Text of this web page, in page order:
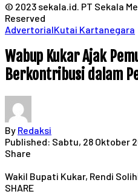
© 2023 sekala.id. PT Sekala
Reserved
AdvertorialKutai Kartanegara
Wabup Kukar Ajak
Berkontribusi dalam
By Redaksi
Published: Sabtu, 28 Oktober
Share
Wakil Bupati Kukar, Rendi
SHARE